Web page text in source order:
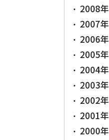
2008年
2007年
2006年
2005年
2004年
2003年
2002年
2001年
2000年